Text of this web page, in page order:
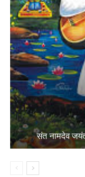
संत नामदेव